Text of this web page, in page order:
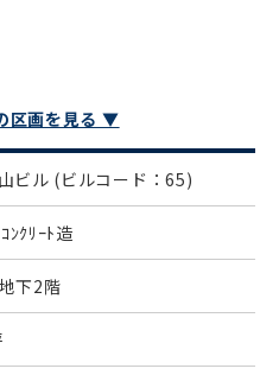
区画を見る ▼
ビル (ビルコード：65)
ﾝｸﾘｰﾄ造
下2階